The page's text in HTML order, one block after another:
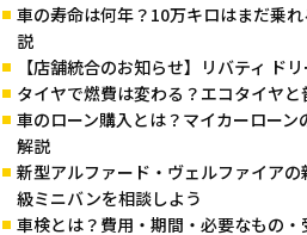
車の寿命は何年？10万キロはまだ乗
説
【店舗統合のお知らせ】リバティ ド
タイヤで燃費は変わる？エコタイヤ
車のローン購入とは？マイカーロー
解説
新型アルファード・ヴェルファイア
級ミニバンを相談しよう
車検とは？費用・期間・必要なもの